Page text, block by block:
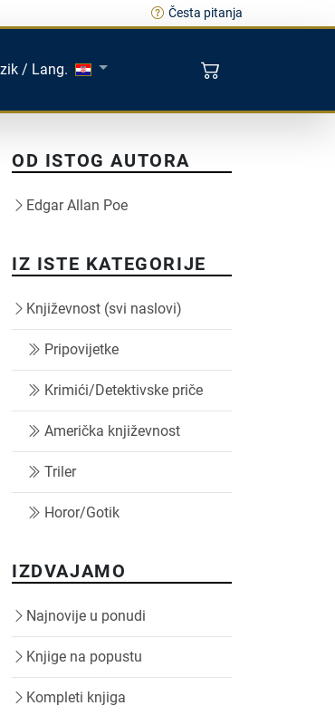
Česta pitanja
/ Lang.
OD ISTOG AUTORA
Edgar Allan Poe
IZ ISTE KATEGORIJE
Književnost (svi naslovi)
Pripovijetke
Krimići/Detektivske priče
Američka književnost
Triler
Horor/Gotik
IZDVAJAMO
Najnovije u ponudi
Knjige na popustu
Kompleti knjiga